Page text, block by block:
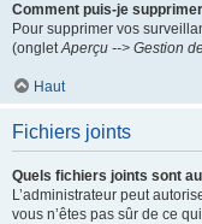
Comment puis-je
Pour supprimer vos
(ongletAperçu --> Gestion
Haut
Fichiers joints
Quels fichiers joints sont
L’administrateur peut
vous n’êtes pas sûr de ce